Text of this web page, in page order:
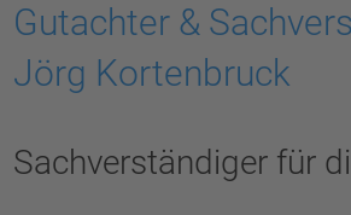
Gutachter &
Jörg Kortenbruck
Sachverständiger für